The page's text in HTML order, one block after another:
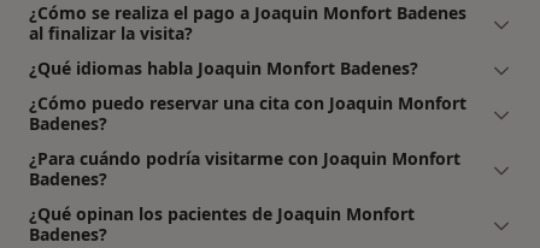
¿Cómo se realiza el pago a Joaquin Monfort Badenes
al finalizar la visita?
¿Qué idiomas habla Joaquin Monfort Badenes?
¿Cómo puedo reservar una cita con Joaquin Monfort
Badenes?
¿Para cuándo podría visitarme con Joaquin Monfort
Badenes?
¿Qué opinan los pacientes de Joaquin Monfort
Badenes?